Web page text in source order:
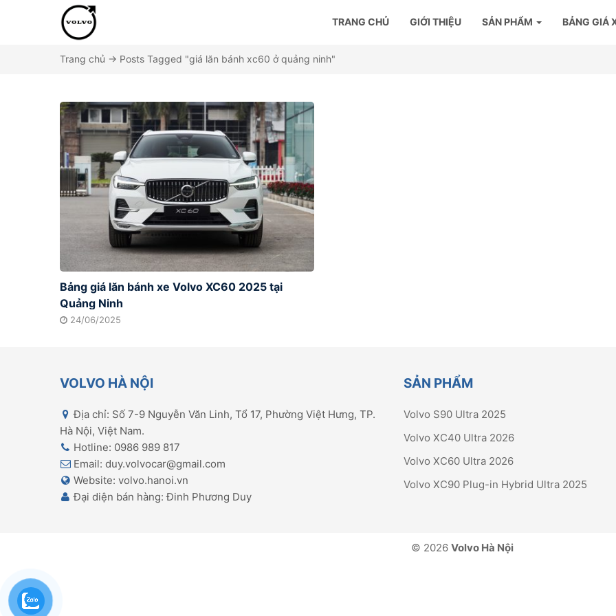
TRANG CHỦ GIỚI THIỆU SẢN PHẨM BẢNG GIÁ
Trang chủ → Posts Tagged "giá lăn bánh xc60 ở quảng ninh"
Bảng giá lăn bánh xe Volvo XC60 2025 tại
Quảng Ninh
24/06/2025
VOLVO HÀ NỘI
Địa chỉ: Số 7-9 Nguyễn Văn Linh, Tổ 17, Phường Việt Hưng, TP.
Hà Nội, Việt Nam.
Hotline: 0986 989 817
Email: duy.volvocar@gmail.com
Website: volvo.hanoi.vn
Đại diện bán hàng: Đinh Phương Duy
SẢN PHẨM
Volvo S90 Ultra 2025
Volvo XC40 Ultra 2026
Volvo XC60 Ultra 2026
Volvo XC90 Plug-in Hybrid Ultra 2025
© 2026 Volvo Hà Nội